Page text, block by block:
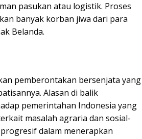
pasukan atau logistik. Proses
banyak korban jiwa dari para
Belanda.
pemberontakan bersenjata yang
Alasan di balik
pemerintahan Indonesia yang
masalah agraria dan sosial-
dalam menerapkan